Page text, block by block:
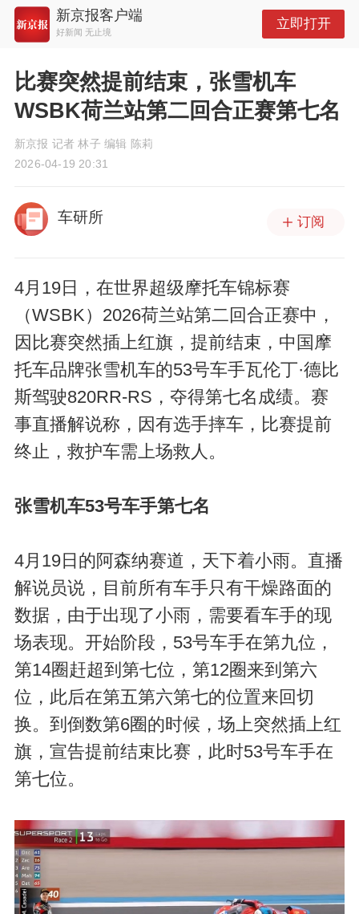
新京报客户端
好新闻 无止境
立即打开
比赛突然提前结束，张雪机车
WSBK荷兰站第二回合正赛第七名
新京报 记者 林子 编辑 陈莉
2026-04-19 20:31
车研所 订阅
4月19日，在世界超级摩托车锦标赛
（WSBK）2026荷兰站第二回合正赛中，
因比赛突然插上红旗，提前结束，中国摩
托车品牌张雪机车的53号车手瓦伦丁·德比
斯驾驶820RR-RS，夺得第七名成绩。赛
事直播解说称，因有选手摔车，比赛提前
终止，救护车需上场救人。
张雪机车53号车手第七名
4月19日的阿森纳赛道，天下着小雨。直播
解说员说，目前所有车手只有干燥路面的
数据，由于出现了小雨，需要看车手的现
场表现。开始阶段，53号车手在第九位，
第14圈赶超到第七位，第12圈来到第六
位，此后在第五第六第七的位置来回切
换。到倒数第6圈的时候，场上突然插上红
旗，宣告提前结束比赛，此时53号车手在
第七位。